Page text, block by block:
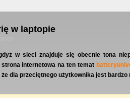
w laptopie
w sieci znajduje się obecnie tona
internetowa na ten temat
dla przeciętnego użytkownika jest bardzo